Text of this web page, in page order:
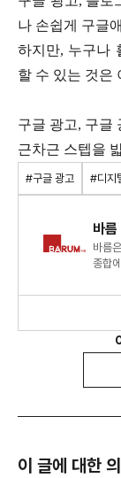
나 손쉽게 구글
하지만, 누구나
할 수 있는 것은
구글 광고, 구글
근차근 스텝을
#구글 광고 #디지
바름
바름
종합
이 글에 대한